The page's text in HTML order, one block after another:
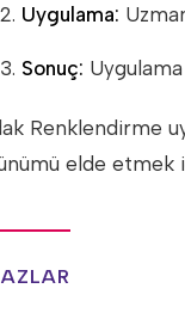
Uygulama:
Sonuç:
Renklendirme
elde etmek